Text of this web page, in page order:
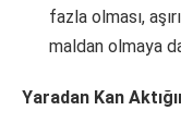
fazla olması,
maldan olmaya
Yaradan Kan